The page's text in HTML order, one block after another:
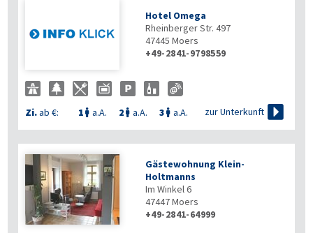
Hotel Omega
Rheinberger Str. 497
47445 Moers
+49-2841-9798559
Zi.ab €: 1  a.A. 2  a.A. 3  a.A. zur Unterkunft 
Gästewohnung Klein-
Holtmanns
Im Winkel 6
47447Moers
+49-2841-64999